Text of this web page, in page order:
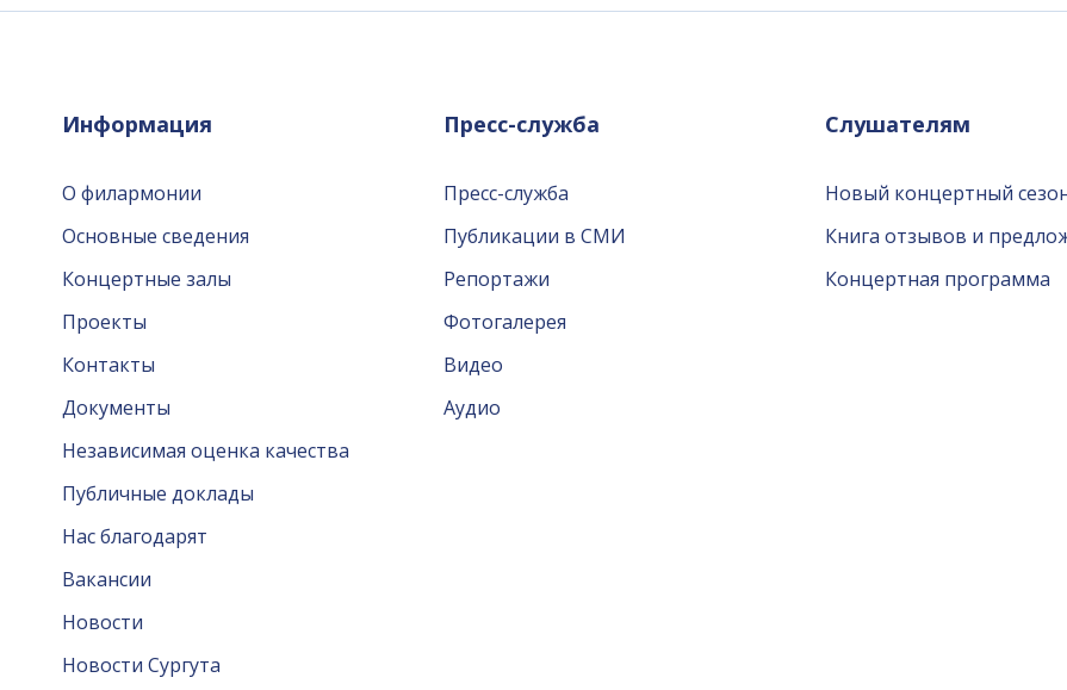
Информация
О филармонии
Основные сведения
Концертные залы
Проекты
Контакты
Документы
Независимая оценка качества
Публичные доклады
Нас благодарят
Вакансии
Новости
Новости Сургута
Пресс-служба
Пресс-служба
Публикации в СМИ
Репортажи
Фотогалерея
Видео
Аудио
Слушателям
Новый концертный
Книга отзывов и
Концертная программа